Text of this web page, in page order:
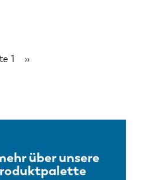
1
Nächste
››
über unsere